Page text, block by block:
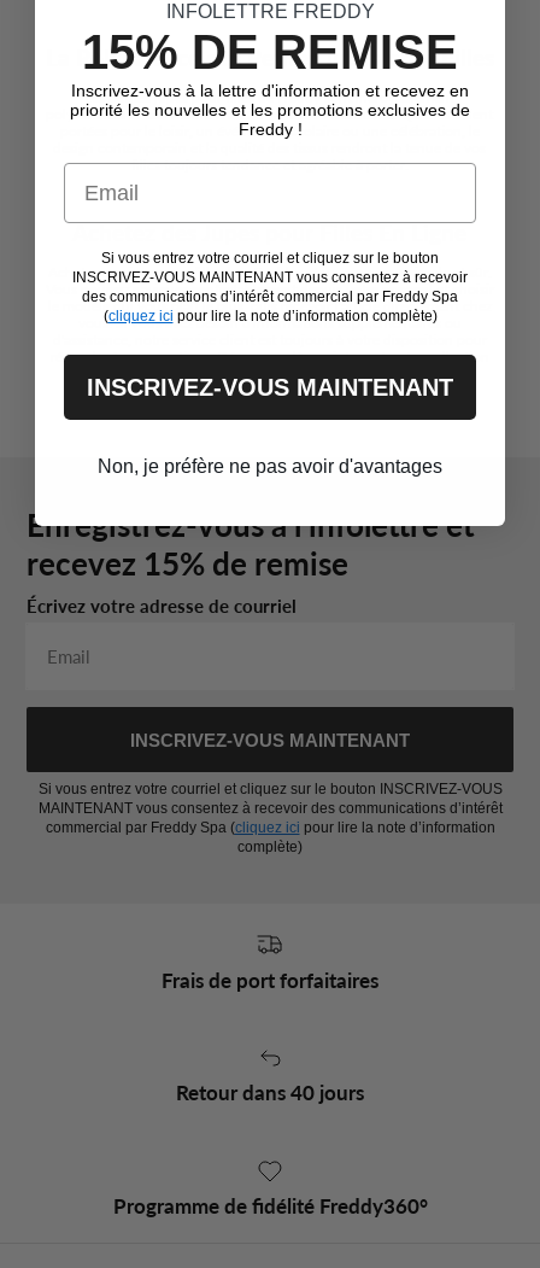
La Polyvalence des Petites Jupes pour Filles
Les petites jupes pour filles de Freddy sont incroyablement
polyvalentes et conviennent à une variété de situations. Qu'elles soient
portées pour le loisir, un événement scolaire ou une célébration, le
filles toujours tendance et agréable à porter.
Achetez des Jupes pour Filles En Ligne
Acheter une jupe pour fille chez Freddy est un processus simple et sûr.
Vous pourrez naviguer confortablement depuis votre appareil et choisir
le modèle qui vous plaît le plus, puis recevoir l'article directement chez
vous. Si vous avez besoin d'informations supplémentaires ou
répondre à vos questions. Découvrez dès maintenant notre collection
Enregistrez-vous à l’infolettre et
recevez 15% de remise
Écrivez votre adresse de courriel
INSCRIVEZ-VOUS MAINTENANT
Si vous entrez votre courriel et cliquez sur le bouton INSCRIVEZ-VOUS
MAINTENANT vous consentez à recevoir des communications d’intérêt
commercial par Freddy Spa (cliquez ici pour lire la note d’information
complète)
Frais de port forfaitaires
Retour dans 40 jours
Programme de fidélité Freddy360°
INFOLETTRE FREDDY
15% DE REMISE
Inscrivez-vous à la lettre d'information et recevez en
priorité les nouvelles et les promotions exclusives de
Freddy !
Email
Si vous entrez votre courriel et cliquez sur le bouton
INSCRIVEZ-VOUS MAINTENANT vous consentez à recevoir
des communications d’intérêt commercial par Freddy Spa
(cliquez ici pour lire la note d’information complète)
INSCRIVEZ-VOUS MAINTENANT
Non, je préfère ne pas avoir d'avantages